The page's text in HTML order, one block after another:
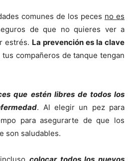
comunes de los peces no es
de que no quieres ver a
estrés. La prevención es la clave
compañeros de tanque tengan
que estén libres de todos los
. Al elegir un pez para
para asegurarte de que los
son saludables.